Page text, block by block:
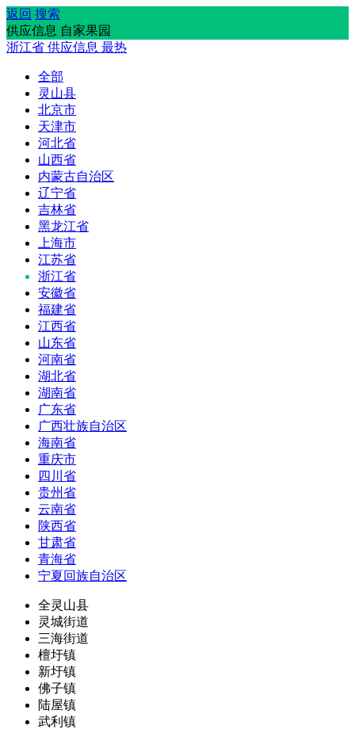
返回 搜索
供应信息 自家果园
浙江省 供应信息 最热
全部
灵山县
北京市
天津市
河北省
山西省
内蒙古自治区
辽宁省
吉林省
黑龙江省
上海市
江苏省
浙江省
安徽省
福建省
江西省
山东省
河南省
湖北省
湖南省
广东省
广西壮族自治区
海南省
重庆市
四川省
贵州省
云南省
陕西省
甘肃省
青海省
宁夏回族自治区
全灵山县
灵城街道
三海街道
檀圩镇
新圩镇
佛子镇
陆屋镇
武利镇